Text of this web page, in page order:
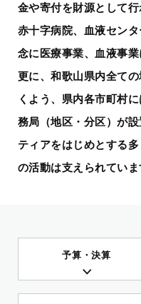
金や寄付を財源として行
赤十字病院、血液セン
念に医療事業、血液事業
更に、和歌山県内全て
くよう、県内各市町村
務局（地区・分区）が設
ティアをはじめとする
の活動は支えられていま
予算・決算